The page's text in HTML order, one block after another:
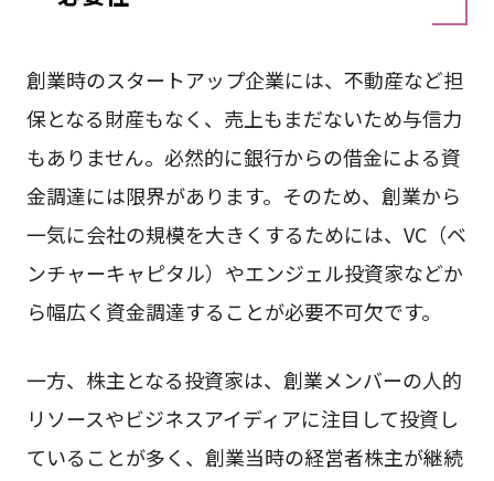
創業時のスタートアップ企業には、不動産など担
保となる財産もなく、売上もまだないため与信力
もありません。必然的に銀行からの借金による資
金調達には限界があります。そのため、創業から
一気に会社の規模を大きくするためには、VC（ベ
ンチャーキャピタル）やエンジェル投資家などか
ら幅広く資金調達することが必要不可欠です。
一方、株主となる投資家は、創業メンバーの人的
リソースやビジネスアイディアに注目して投資し
ていることが多く、創業当時の経営者株主が継続